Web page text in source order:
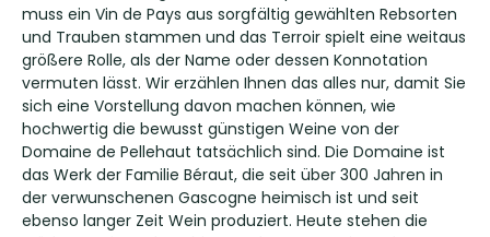
muss ein Vin de Pays aus sorgfältig gewählten Rebsorten
und Trauben stammen und das Terroir spielt eine weitaus
größere Rolle, als der Name oder dessen Konnotation
vermuten lässt. Wir erzählen Ihnen das alles nur, damit Sie
sich eine Vorstellung davon machen können, wie
hochwertig die bewusst günstigen Weine von der
Domaine de Pellehaut tatsächlich sind. Die Domaine ist
das Werk der Familie Béraut, die seit über 300 Jahren in
der verwunschenen Gascogne heimisch ist und seit
ebenso langer Zeit Wein produziert. Heute stehen die